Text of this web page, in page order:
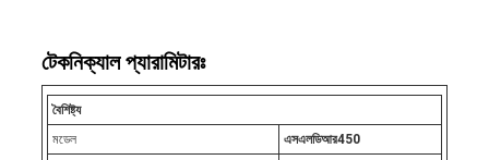
টেকনিক্যাল প্যারামিটারঃ
বৈশিষ্ট্য
মডেল
এসএলডিআর450